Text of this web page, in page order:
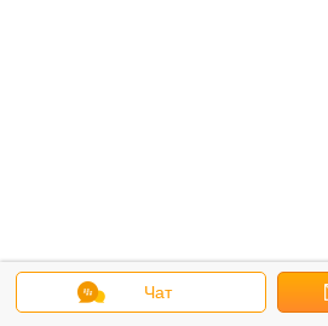
Чат